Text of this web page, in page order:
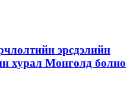
эрсдэлийн
хурал Монголд болно